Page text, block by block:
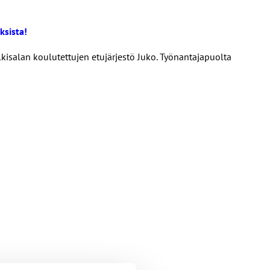
koulutettujen etujärjestö Juko. Työnantajapuolta